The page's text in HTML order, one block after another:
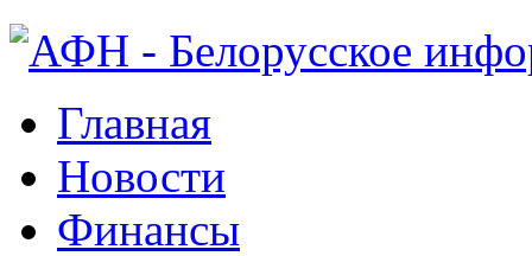
Главная
Новости
Финансы